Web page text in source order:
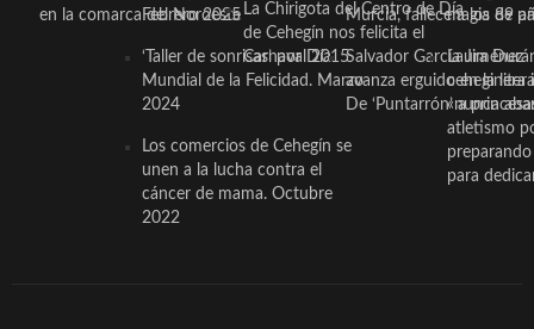
en la comarca del Noroeste
Febrero 2025
‘Taller de sonrisas’ por Día
Mundial de la Felicidad. Marzo
2024
Los comercios de Cehegín se
unen a la lucha contra el
cáncer de mama. Octubre
2022
La Chirigota del Centro de Día
de Cehegín nos felicita el
Carnaval 2015
Murcia, fallece a los 89
Salvador García Jiménez
avanza erguido en la
De ‘Puntarrón’ a
magia de
Laura
ceheginera
«nunca
atletismo
para